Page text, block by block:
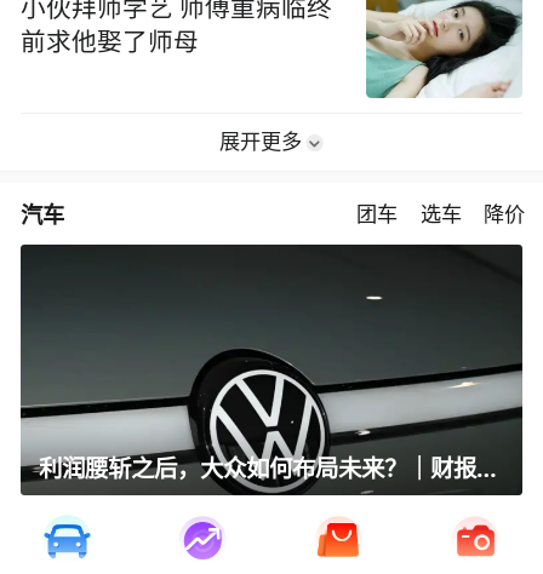
小伙拜师学艺 师傅重病临终
前求他娶了师母
展开更多
汽车 团车 选车 降价
利润腰斩之后，大众如何布局未来？｜财报全视角